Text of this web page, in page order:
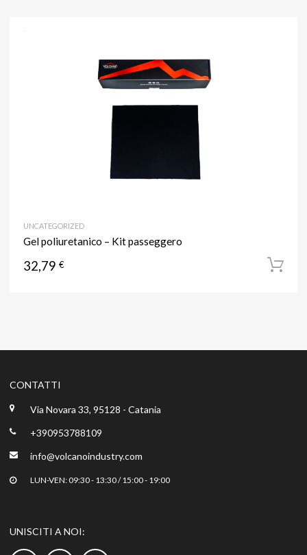
UNCATEGORIZED
Gel poliuretanico – Kit passeggero
32,79 €
CONTATTI
Via Novara 33, 95128 - Catania
+390953788109
info@volcanoindustry.com
LUN-VEN: 09:30 - 13:30 / 15:00 - 19:00
UNISCITI A NOI: